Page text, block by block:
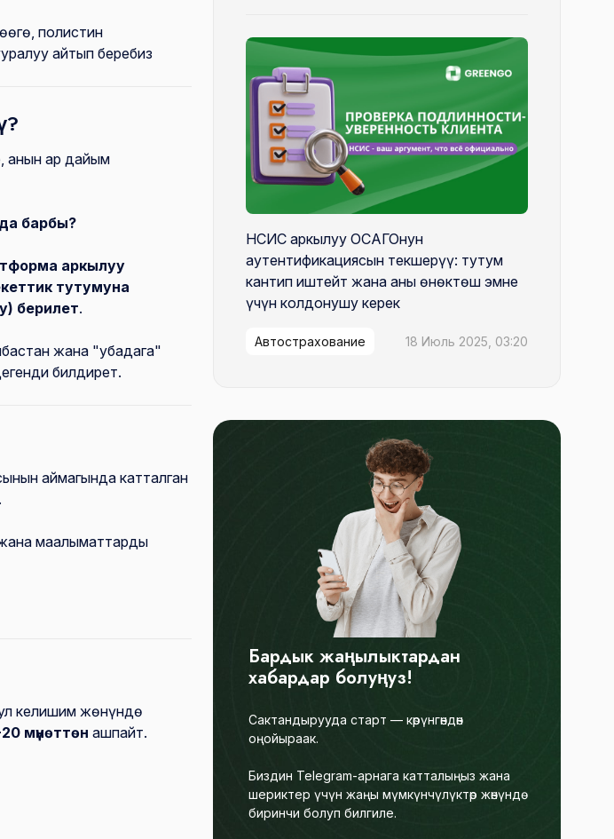
полистин
айтып беребиз
анын ар дайым
барбы?
аркылуу
тутумуна
берилет.
жана "убадага"
билдирет.
аймагында катталган
маалыматтарды
келишим жөнүндө
мүнөттөн ашпайт.
НСИС аркылуу ОСАГОнун
аутентификациясын текшерүү: тутум
кантип иштейт жана аны өнөктөш эмне
үчүн колдонушу керек
Автострахование 18 Июль 2025, 03:20
Бардык жаңылыктардан
хабардар болуңуз!
Сактандырууда старт — көрүнгөндөн
оңойыраак.
Биздин Telegram-арнага катталыңыз жана
шериктер үчүн жаңы мүмкүнчүлүктөр жөнүндө
биринчи болуп билгиле.